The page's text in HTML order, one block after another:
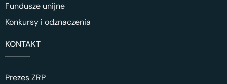
Fundusze unijne
Konkursy i odznaczenia
KONTAKT
Prezes ZRP